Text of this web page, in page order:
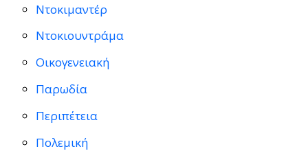
Ντοκιμαντέρ
Ντοκιουντράμα
Οικογενειακή
Παρωδία
Περιπέτεια
Πολεμική